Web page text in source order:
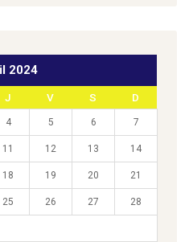
2024
J V S D
4 5 6 7
11 12 13 14
18 19 20 21
25 26 27 28